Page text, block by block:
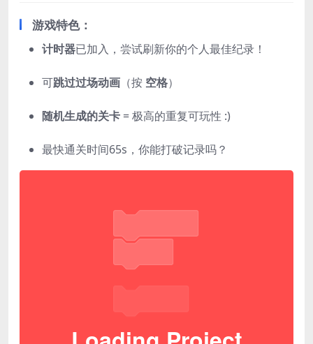
游戏特色：
计时器已加入，尝试刷新你的个人最佳纪录！
可跳过过场动画 （按 空格）
随机生成的关卡 = 极高的重复可玩性 :)
最快通关时间65s，你能打破记录吗？